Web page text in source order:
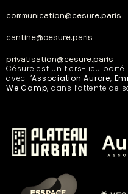
communication@cesure.paris
cantine@cesure.paris
privatisation@cesure.paris
Césure est un tiers-lieu porté
avec l’Association Aurore,
We Camp, dans l’attente de